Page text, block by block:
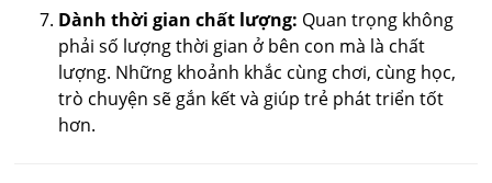
Dành thời gian chất lượng: Quan trọng không
phải số lượng thời gian ở bên con mà là chất
lượng. Những khoảnh khắc cùng chơi, cùng học,
trò chuyện sẽ gắn kết và giúp trẻ phát triển tốt
hơn.